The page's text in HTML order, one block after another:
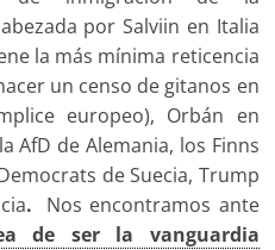
por Salviin en Italia
la más mínima reticencia
un censo de gitanos en
europeo), Orbán en
AfD de Alemania, los Finns
de Suecia, Trump
. Nos encontramos ante
de ser la vanguardia